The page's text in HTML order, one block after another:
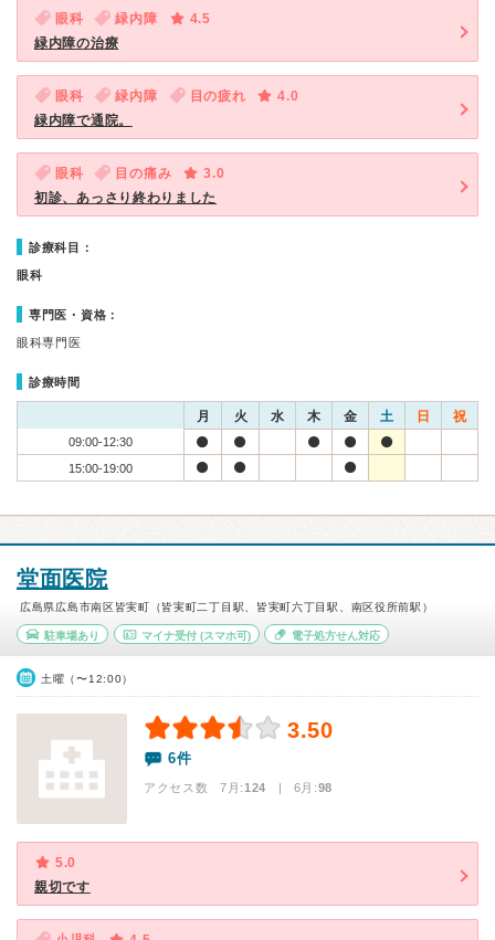
眼科 緑内障
4.5
緑内障の治療
眼科 緑内障 目の疲れ
4.0
緑内障で通院。
眼科 目の痛み
3.0
初診、あっさり終わりました
診療科目：
眼科
専門医・資格：
眼科専門医
診療時間
月 火 水 木 金 土 日 祝
09:00-12:30
15:00-19:00
堂面医院
広島県広島市南区皆実町（皆実町二丁目駅、皆実町六丁目駅、南区役所前駅）
駐車場あり マイナ受付(スマホ可) 電子処方せん対応
土曜（〜12:00）
3.50
6件
アクセス数 7月:124 | 6月:98
5.0
親切です